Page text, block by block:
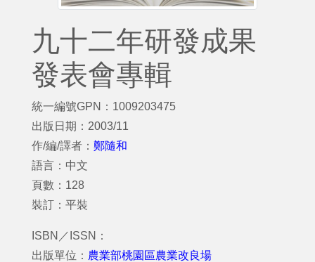
九十二年研發成果
發表會專輯
統一編號GPN：1009203475
出版日期：2003/11
作/編/譯者： 鄭隨和
語言：中文
頁數：128
裝訂：平裝
ISBN／ISSN：
出版單位： 農業部桃園區農業改良場